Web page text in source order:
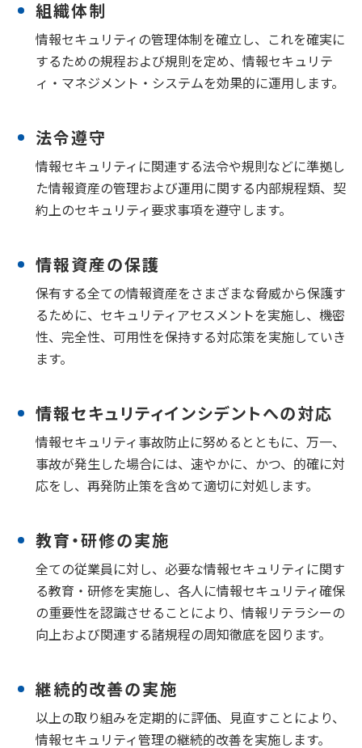
組織体制
情報セキュリティの管理体制を確立し、これを確実に
するための規程および規則を定め、情報セキュリテ
ィ・マネジメント・システムを効果的に運用します。
法令遵守
情報セキュリティに関連する法令や規則などに準拠し
た情報資産の管理および運用に関する内部規程類、契
約上のセキュリティ要求事項を遵守します。
情報資産の保護
保有する全ての情報資産をさまざまな脅威から保護す
るために、セキュリティアセスメントを実施し、機密
性、完全性、可用性を保持する対応策を実施していき
ます。
情報セキュリティインシデントへの対応
情報セキュリティ事故防止に努めるとともに、万一、
事故が発生した場合には、速やかに、かつ、的確に対
応をし、再発防止策を含めて適切に対処します。
教育・研修の実施
全ての従業員に対し、必要な情報セキュリティに関す
る教育・研修を実施し、各人に情報セキュリティ確保
の重要性を認識させることにより、情報リテラシーの
向上および関連する諸規程の周知徹底を図ります。
継続的改善の実施
以上の取り組みを定期的に評価、見直すことにより、
情報セキュリティ管理の継続的改善を実施します。